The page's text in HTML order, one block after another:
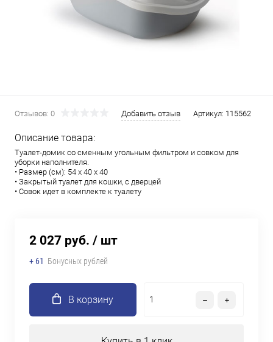
Отзывов: 0 Добавить отзыв Артикул: 115562
Описание товара:
Туалет-домик со сменным угольным фильтром и совком для
уборки наполнителя.
• Размер (см): 54 х 40 х 40
• Закрытый туалет для кошки, с дверцей
• Совок идет в комплекте к туалету
2 027 руб. / шт
+ 61 Бонусных рублей
В корзину